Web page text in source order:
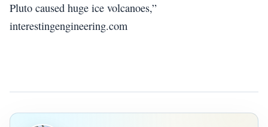
Pluto caused huge ice volcanoes,”
interestingengineering.com